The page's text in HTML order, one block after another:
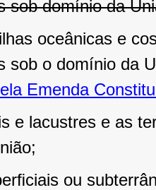
sob domínio da
oceânicas e
sob o domínio da
Emenda
e lacustres e as
ou